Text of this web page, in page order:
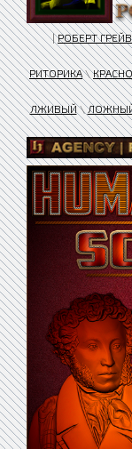
|РОБЕРТ
РИТОРИКА\
ЛЖИВЫЙ\